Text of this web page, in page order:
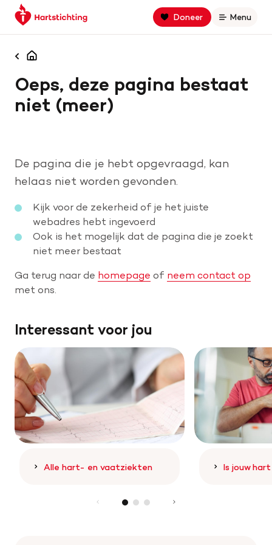
Spring
naar
Spring
naar
navigatie
Keer
terug
de
Doneer
Open
Menu
Zoek binnen hartstichting.nl
Zoeken
Home
Oorzaken
Is jouw hart gezond?
Help mee met geld
Leven met
Wetenschappelijk onderzoek
Doneer
Homepagina
Oeps, deze pagina bestaat
niet (meer)
De pagina die je hebt opgevraagd, kan
helaas niet worden gevonden.
Kijk voor de zekerheid of je het juiste
webadres hebt ingevoerd
Ook is het mogelijk dat de pagina die je zoekt
niet meer bestaat
Ga terug naar de homepage of neem contact op
met ons.
Interessant voor jou
Alle hart- en vaatziekten Is jouw